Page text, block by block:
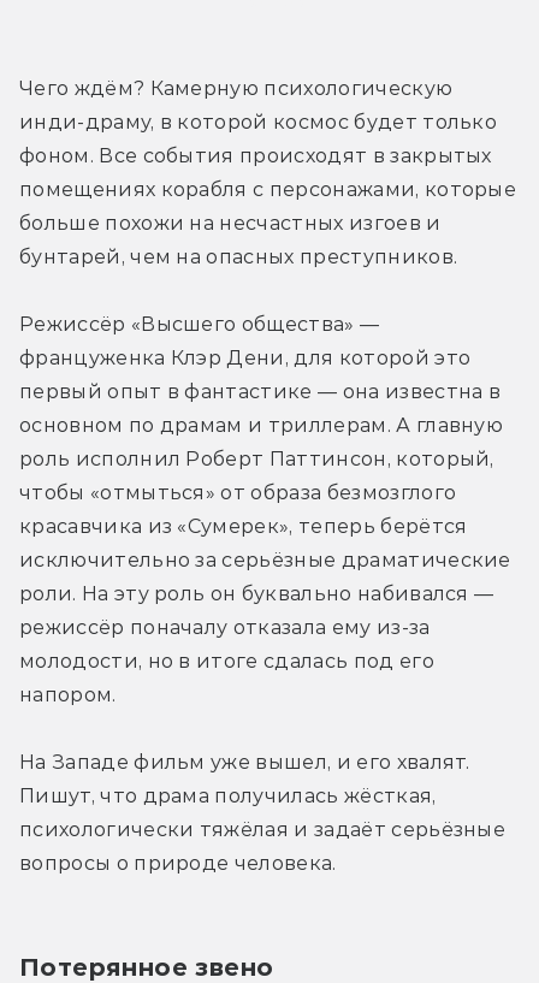
Чего ждём? Камерную психологическую
инди-драму, в которой космос будет только
фоном. Все события происходят в закрытых
помещениях корабля с персонажами, которые
больше похожи на несчастных изгоев и
бунтарей, чем на опасных преступников.
Режиссёр «Высшего общества» —
француженка Клэр Дени, для которой это
первый опыт в фантастике — она известна в
основном по драмам и триллерам. А главную
роль исполнил Роберт Паттинсон, который,
чтобы «отмыться» от образа безмозглого
красавчика из «Сумерек», теперь берётся
исключительно за серьёзные драматические
роли. На эту роль он буквально набивался —
режиссёр поначалу отказала ему из-за
молодости, но в итоге сдалась под его
напором.
На Западе фильм уже вышел, и его хвалят.
Пишут, что драма получилась жёсткая,
психологически тяжёлая и задаёт серьёзные
вопросы о природе человека.
Потерянное звено